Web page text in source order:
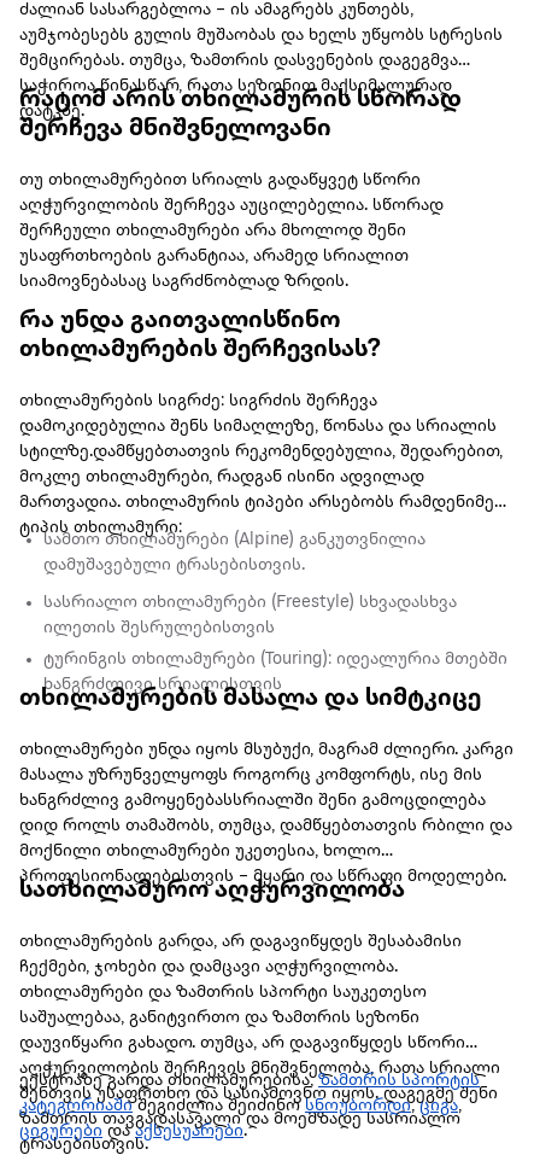
ძალიან სასარგებლოა – ის ამაგრებს კუნთებს,
აუმჯობესებს გულის მუშაობას და ხელს უწყობს სტრესის
შემცირებას. თუმცა, ზამთრის დასვენების დაგეგმვა
საჭიროა წინასწარ, რათა სეზონით მაქსიმალურად
დატკბე.
რატომ არის თხილამურის სწორად
შერჩევა მნიშვნელოვანი
თუ თხილამურებით სრიალს გადაწყვეტ სწორი
აღჭურვილობის შერჩევა აუცილებელია. სწორად
შერჩეული თხილამურები არა მხოლოდ შენი
უსაფრთხოების გარანტიაა, არამედ სრიალით
სიამოვნებასაც საგრძნობლად ზრდის.
რა უნდა გაითვალისწინო
თხილამურების შერჩევისას?
თხილამურების სიგრძე: სიგრძის შერჩევა
დამოკიდებულია შენს სიმაღლეზე, წონასა და სრიალის
სტილზე.დამწყებთათვის რეკომენდებულია, შედარებით,
მოკლე თხილამურები, რადგან ისინი ადვილად
მართვადია. თხილამურის ტიპები არსებობს რამდენიმე
ტიპის თხილამური:
სამთო თხილამურები (Alpine) განკუთვნილია
დამუშავებული ტრასებისთვის.
სასრიალო თხილამურები (Freestyle) სხვადასხვა
ილეთის შესრულებისთვის
ტურინგის თხილამურები (Touring): იდეალურია მთებში
ხანგრძლივი სრიალისთვის
თხილამურების მასალა და სიმტკიცე
თხილამურები უნდა იყოს მსუბუქი, მაგრამ ძლიერი. კარგი
მასალა უზრუნველყოფს როგორც კომფორტს, ისე მის
ხანგრძლივ გამოყენებასსრიალში შენი გამოცდილება
დიდ როლს თამაშობს, თუმცა, დამწყებთათვის რბილი და
მოქნილი თხილამურები უკეთესია, ხოლო
პროფესიონალებისთვის – მყარი და სწრაფი მოდელები.
სათხილამურო აღჭურვილობა
თხილამურების გარდა, არ დაგავიწყდეს შესაბამისი
ჩექმები, ჯოხები და დამცავი აღჭურვილობა.
თხილამურები და ზამთრის სპორტი საუკეთესო
საშუალებაა, განიტვირთო და ზამთრის სეზონი
დაუვიწყარი გახადო. თუმცა, არ დაგავიწყდეს სწორი
აღჭურვილობის შერჩევის მნიშვნელობა, რათა სრიალი
შენთვის უსაფრთხო და სასიამოვნო იყოს. დაგეგმე შენი
ზამთრის თავგადასავალი და მოემზადე სასრიალო
ტრასებისთვის.
ექსტრაზე გარდა თხილამურებისა,ზამთრის სპორტის
კატეგორიაშიშეგიძლია შეიძინო სნოუბორდი,ციგა,
ციგურები დააქსესუარები.